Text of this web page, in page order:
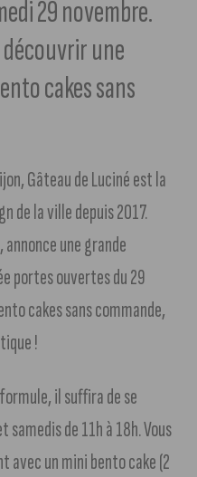
29 novembre.
découvrir une
cakes sans
Gâteau de Luciné est la
de la ville depuis 2017.
une grande
portes ouvertes du 29
cakes sans commande,
!
il suffira de se
de 11h à 18h. Vous
un mini bento cake (2